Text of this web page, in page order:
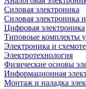
Cиловая электроника
Cиловая электроника
Цифровая электроника
Типовоые комплекты
Электроника и
Электротехнология
Физические основы
Информационная
Монтаж и наладка